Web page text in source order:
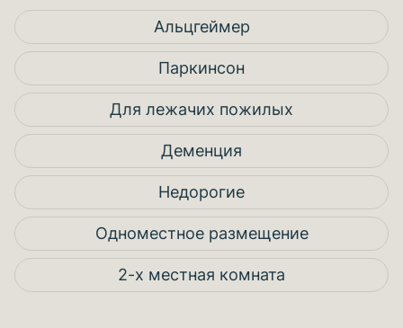
Альцгеймер
Паркинсон
Для лежачих пожилых
Деменция
Недорогие
Одноместное размещение
2-х местная комната